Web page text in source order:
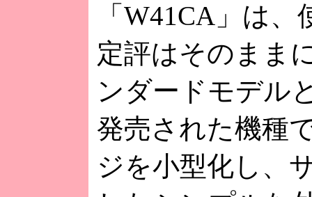
「W41CA」は
定評はそのまま
ンダードモデル
発売された機種
ジを小型化し、